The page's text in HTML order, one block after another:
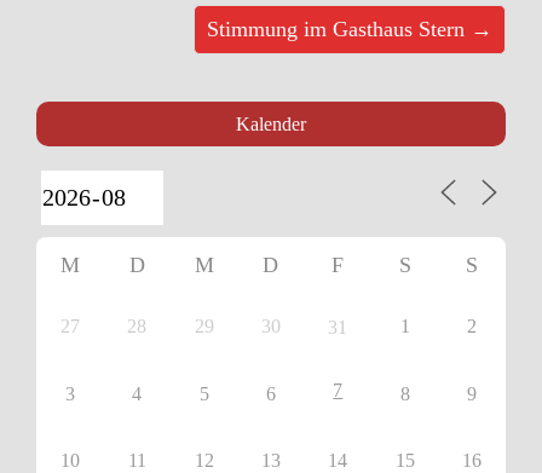
Stimmung im Gasthaus Stern →
Kalender
M D M D F S S
27 28 29 30 31 1 2
3 4 5 6 7 8 9
10 11 12 13 14 15 16